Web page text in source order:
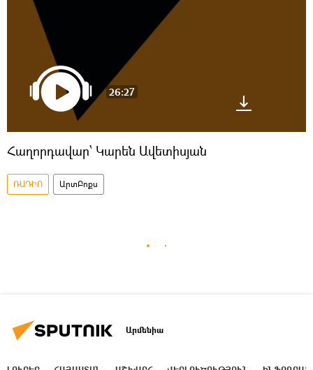
26:27
Հաղորդավար՝ Կարեն Ավետիսյան
ՌԱԴԻՈ ԱրտԲոքս
Արմենիա